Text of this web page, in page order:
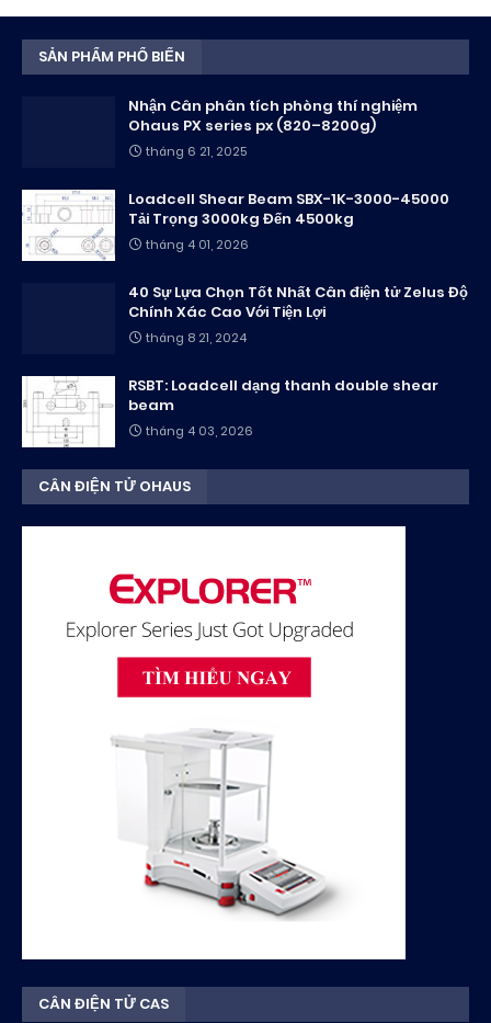
SẢN PHẨM PHỔ BIẾN
Nhận Cân phân tích phòng thí nghiệm
Ohaus PX series px (820–8200g)
tháng 6 21, 2025
Loadcell Shear Beam SBX-1K-3000-45000
Tải Trọng 3000kg Đến 4500kg
tháng 4 01, 2026
40 Sự Lựa Chọn Tốt Nhất Cân điện tử Zelus Độ
Chính Xác Cao Với Tiện Lợi
tháng 8 21, 2024
RSBT: Loadcell dạng thanh double shear
beam
tháng 4 03, 2026
CÂN ĐIỆN TỬ OHAUS
CÂN ĐIỆN TỬ CAS